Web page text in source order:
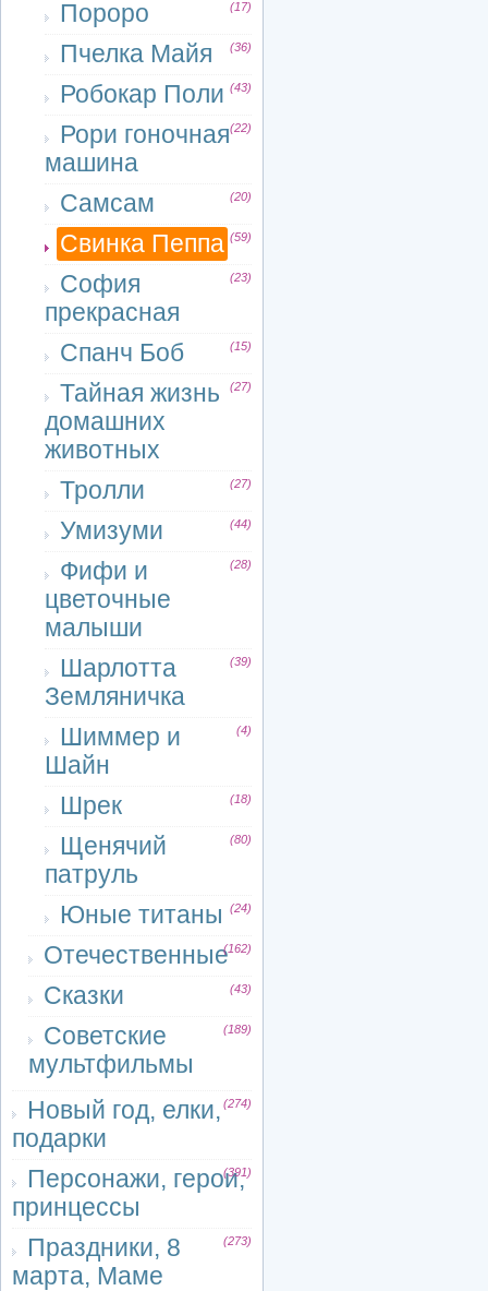
Пороро (17)
Пчелка Майя (36)
Робокар Поли (43)
Рори гоночная
машина
(22)
Самсам (20)
Свинка Пеппа (59)
София
прекрасная
(23)
Спанч Боб (15)
Тайная жизнь
домашних
животных
(27)
Тролли (27)
Умизуми (44)
Фифи и
цветочные
малыши
(28)
Шарлотта
Земляничка
(39)
Шиммер и
Шайн
(4)
Шрек (18)
Щенячий
патруль
(80)
Юные титаны (24)
Отечественные(162)
Сказки (43)
Советские
мультфильмы
(189)
Новый год, елки,
подарки
(274)
Персонажи, герои,
принцессы
(391)
Праздники, 8
марта, Маме
(273)